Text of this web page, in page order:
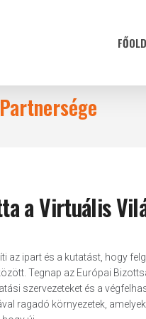
a Virtuális
az ipart és a kutatást, hogy
Tegnap az Európai
szervezeteket és a
ragadó környezetek,